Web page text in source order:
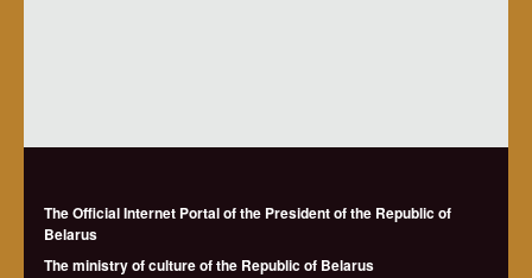
The Official Internet Portal of the President of the Republic of
Belarus
The ministry of culture of the Republic of Belarus